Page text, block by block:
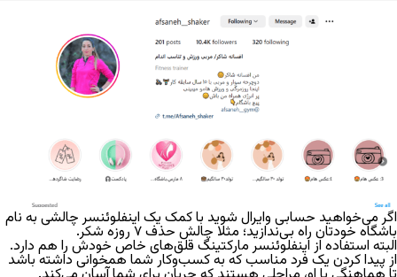
اگر می‌خواهید حسابی وایرال شوید با کمک یک اینفلوئنسر چالشی به نام
باشگاه خودتان راه بی‌ندازید؛ مثلا چالش حذف ۷ روزه شکر.
البته استفاده از اینفلوئنسر مارکتینگ قلق‌های خاص خودش را هم دارد.
از پیدا کردن یک فرد مناسب که به کسب‌و‌کار شما همخوانی داشته باشد